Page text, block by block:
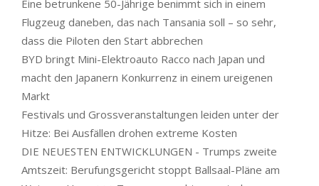
Eine betrunkene 50-Jährige benimmt sich in einem
Flugzeug daneben, das nach Tansania soll – so sehr,
dass die Piloten den Start abbrechen
BYD bringt Mini-Elektroauto Racco nach Japan und
macht den Japanern Konkurrenz in einem ureigenen
Markt
Festivals und Grossveranstaltungen leiden unter der
Hitze: Bei Ausfällen drohen extreme Kosten
DIE NEUESTEN ENTWICKLUNGEN - Trumps zweite
Amtszeit: Berufungsgericht stoppt Ballsaal-Pläne am